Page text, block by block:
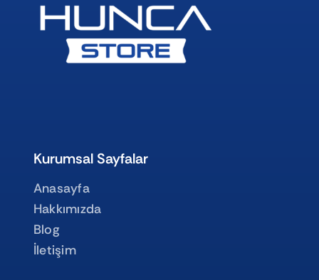
Kurumsal Sayfalar
Anasayfa
Hakkımızda
Blog
İletişim